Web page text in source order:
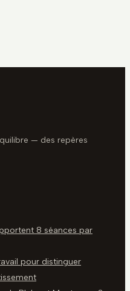
— des repères
8 séances par
pour distinguer